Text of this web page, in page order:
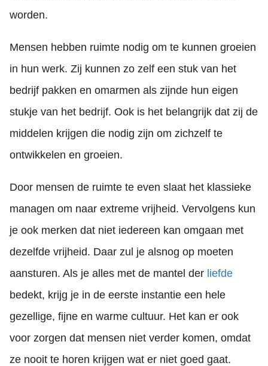
worden.
Mensen hebben ruimte nodig om te kunnen groeien
in hun werk. Zij kunnen zo zelf een stuk van het
bedrijf pakken en omarmen als zijnde hun eigen
stukje van het bedrijf. Ook is het belangrijk dat zij de
middelen krijgen die nodig zijn om zichzelf te
ontwikkelen en groeien.
Door mensen de ruimte te even slaat het klassieke
managen om naar extreme vrijheid. Vervolgens kun
je ook merken dat niet iedereen kan omgaan met
dezelfde vrijheid. Daar zul je alsnog op moeten
aansturen. Als je alles met de mantel der liefde
bedekt, krijg je in de eerste instantie een hele
gezellige, fijne en warme cultuur. Het kan er ook
voor zorgen dat mensen niet verder komen, omdat
ze nooit te horen krijgen wat er niet goed gaat.